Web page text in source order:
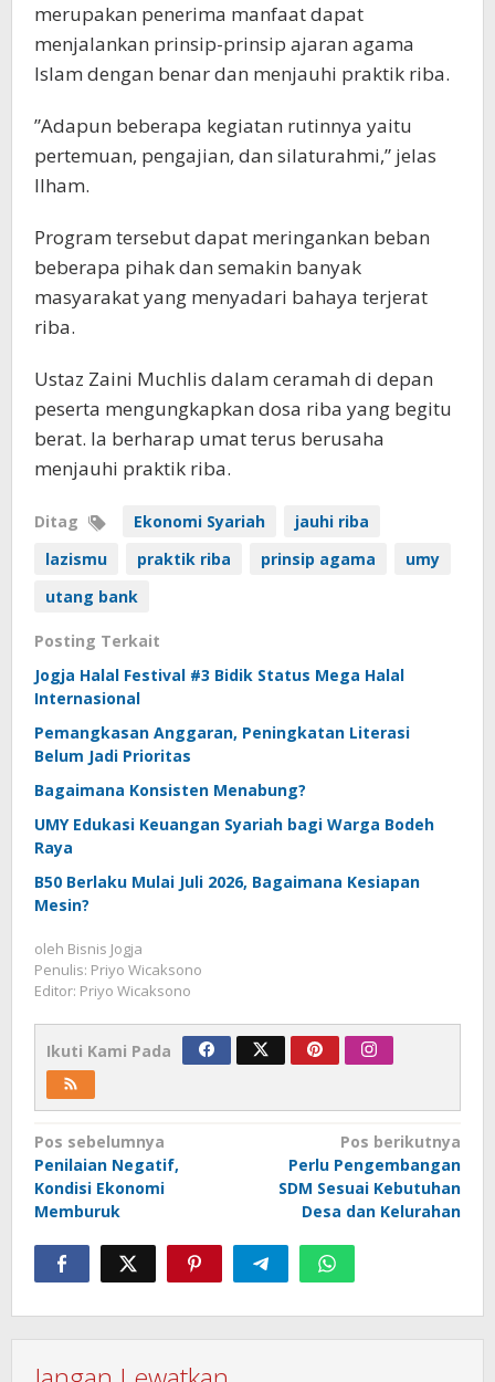
merupakan penerima manfaat dapat
menjalankan prinsip-prinsip ajaran agama
Islam dengan benar dan menjauhi praktik riba.
”Adapun beberapa kegiatan rutinnya yaitu
pertemuan, pengajian, dan silaturahmi,” jelas
Ilham.
Program tersebut dapat meringankan beban
beberapa pihak dan semakin banyak
masyarakat yang menyadari bahaya terjerat
riba.
Ustaz Zaini Muchlis dalam ceramah di depan
peserta mengungkapkan dosa riba yang begitu
berat. Ia berharap umat terus berusaha
menjauhi praktik riba.
Ditag Ekonomi Syariah
jauhi riba
lazismu
praktik riba prinsip agama
umy
utang bank
Posting Terkait
Jogja Halal Festival #3 Bidik Status Mega Halal
Internasional
Pemangkasan Anggaran, Peningkatan Literasi
Belum Jadi Prioritas
Bagaimana Konsisten Menabung?
UMY Edukasi Keuangan Syariah bagi Warga Bodeh
Raya
B50 Berlaku Mulai Juli 2026, Bagaimana Kesiapan
Mesin?
oleh Bisnis Jogja
Penulis: Priyo Wicaksono
Editor: Priyo Wicaksono
Ikuti Kami Pada
Navigasi
pos
Pos sebelumnya
Penilaian Negatif,
Kondisi Ekonomi
Memburuk
Pos berikutnya
Perlu Pengembangan
SDM Sesuai Kebutuhan
Desa dan Kelurahan